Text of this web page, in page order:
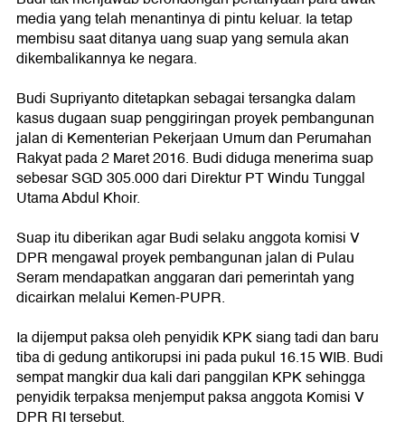
media yang telah menantinya di pintu keluar. Ia tetap
membisu saat ditanya uang suap yang semula akan
dikembalikannya ke negara.
Budi Supriyanto ditetapkan sebagai tersangka dalam
kasus dugaan suap penggiringan proyek pembangunan
jalan di Kementerian Pekerjaan Umum dan Perumahan
Rakyat pada 2 Maret 2016. Budi diduga menerima suap
sebesar SGD 305.000 dari Direktur PT Windu Tunggal
Utama Abdul Khoir.
Suap itu diberikan agar Budi selaku anggota komisi V
DPR mengawal proyek pembangunan jalan di Pulau
Seram mendapatkan anggaran dari pemerintah yang
dicairkan melalui Kemen-PUPR.
Ia dijemput paksa oleh penyidik KPK siang tadi dan baru
tiba di gedung antikorupsi ini pada pukul 16.15 WIB. Budi
sempat mangkir dua kali dari panggilan KPK sehingga
penyidik terpaksa menjemput paksa anggota Komisi V
DPR RI tersebut.